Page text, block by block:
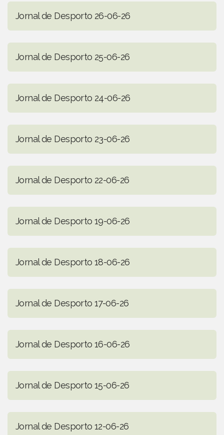
Jornal de Desporto 26-06-26
Jornal de Desporto 25-06-26
Jornal de Desporto 24-06-26
Jornal de Desporto 23-06-26
Jornal de Desporto 22-06-26
Jornal de Desporto 19-06-26
Jornal de Desporto 18-06-26
Jornal de Desporto 17-06-26
Jornal de Desporto 16-06-26
Jornal de Desporto 15-06-26
Jornal de Desporto 12-06-26